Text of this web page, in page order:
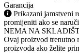
Garancija
Prikazani jamstveni
promijeniti ako se
NEMA NA
Ovaj proizvod trenutno
proizvoda ako želite